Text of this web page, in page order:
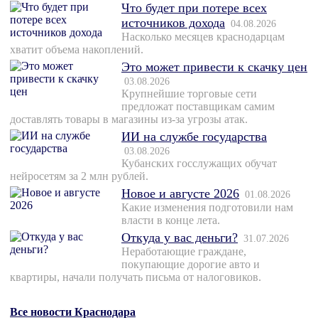
Что будет при потере всех
источников дохода 04.08.2026
Насколько месяцев краснодарцам
хватит объема накоплений.
Это может привести к скачку цен
03.08.2026
Крупнейшие торговые сети
предложат поставщикам самим
доставлять товары в магазины из-за угрозы атак.
ИИ на службе государства
03.08.2026
Кубанских госслужащих обучат
нейросетям за 2 млн рублей.
Новое и августе 2026 01.08.2026
Какие изменения подготовили нам
власти в конце лета.
Откуда у вас деньги? 31.07.2026
Неработающие граждане,
покупающие дорогие авто и
квартиры, начали получать письма от налоговиков.
Все новости Краснодара